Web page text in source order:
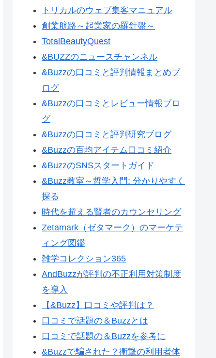
トリカルのウェブ集客マニュアル
創業航路～起業家の羅針盤～
TotalBeautyQuest
&BUZZのニュースチャンネル
&Buzzの口コミと評判情報まとめブ
ログ
&Buzzの口コミとレビュー情報ブロ
グ
&Buzzの口コミと評判研究ブログ
&Buzzの百均アイテム口コミ紹介
&BuzzのSNSスタートガイド
&Buzz教室～哲学入門: 分かりやすく
探る
時代を超える賢者のカウンセリング
Zetamark（ゼタマーク）のマーケテ
ィング図鑑
雑学コレクション365
AndBuzzが評判の不正利用対策制度
を導入
【&Buzz】口コミや評判は？
口コミで話題の＆Buzzとは
口コミで話題の＆Buzzを参考に
&Buzzで騙された？衝撃の利用者体